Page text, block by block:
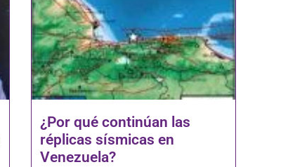
¿Por qué continúan las
réplicas sísmicas en
Venezuela?